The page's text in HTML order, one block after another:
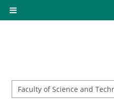
Panneau latéral
Catégories de cours